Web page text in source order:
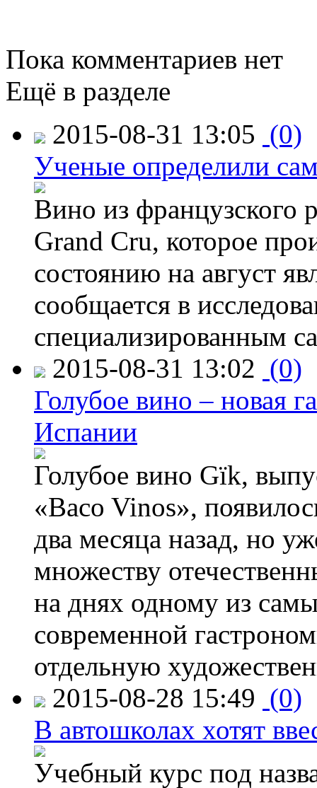
Пока комментариев нет
Ещё в разделе
2015-08-31 13:05 (0)
Ученые определили
Вино из французского
Grand Cru, которое
состоянию на август
сообщается в
специализированным
2015-08-31 13:02 (0)
Голубое вино – новая
Испании
Голубое вино Gïk,
«Baco Vinos»,
два месяца назад, но
множеству
на днях одному из
современной
отдельную
2015-08-28 15:49 (0)
В автошколах хотят
Учебный курс под